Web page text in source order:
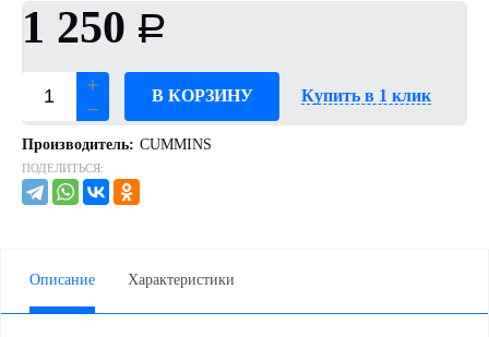
1 250 Р
В КОРЗИНУ Купить в 1 клик
Производитель: CUMMINS
ПОДЕЛИТЬСЯ:
Описание Характеристики